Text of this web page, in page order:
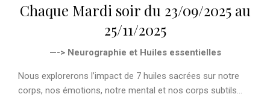
Chaque Mardi soir du 23/09/2025 au
25/11/2025
—-> Neurographie et Huiles essentielles
Nous explorerons l’impact de 7 huiles sacrées sur notre
corps, nos émotions, notre mental et nos corps subtils…